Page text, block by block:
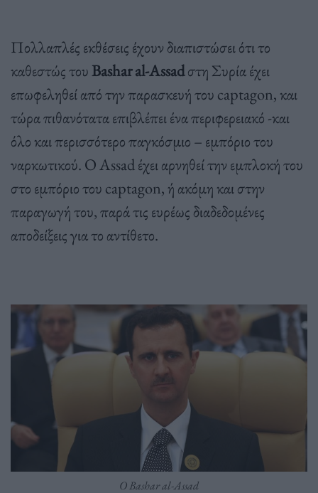
Πολλαπλές εκθέσεις έχουν διαπιστώσει ότι το
καθεστώς τουBashar al-Assadστη Συρία έχει
επωφεληθεί από την παρασκευή του captagon, και
τώρα πιθανότατα επιβλέπει ένα περιφερειακό -και
όλο και περισσότερο παγκόσμιο – εμπόριο του
ναρκωτικού. Ο Assad έχει αρνηθεί την εμπλοκή του
στο εμπόριο του captagon, ή ακόμη και στην
παραγωγή του, παρά τις ευρέως διαδεδομένες
αποδείξεις για το αντίθετο.
O Bashar al-Assad